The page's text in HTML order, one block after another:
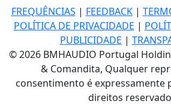
FREQUÊNCIAS | FEEDBACK|
POLÍTICA DE PRIVACIDADE |
PUBLICIDADE |
© 2026 BMHAUDIO Portugal
& Comandita, Qualquer
consentimento é expressamente
direitos